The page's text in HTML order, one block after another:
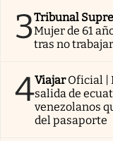
3Tribunal
Mujer de 61
tras no
4Viajar Oficial |
salida de
venezolanos
del pasaporte